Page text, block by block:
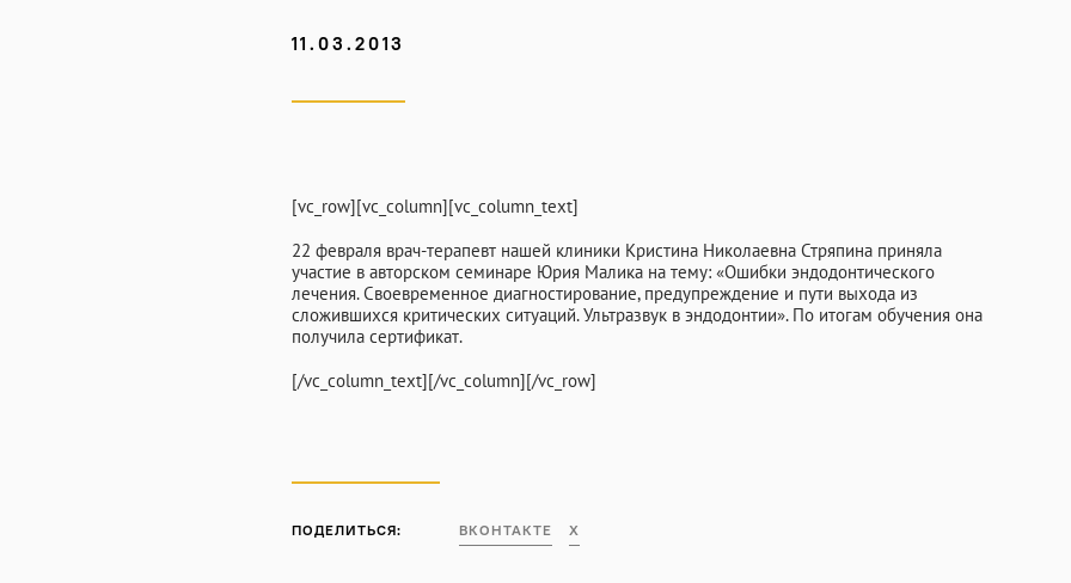
11.03.2013
[vc_row][vc_column][vc_column_text]
22 февраля врач-терапевт нашей клиники Кристина Николаевна Стряпина приняла
участие в авторском семинаре Юрия Малика на тему: «Ошибки эндодонтического
лечения. Своевременное диагностирование, предупреждение и пути выхода из
сложившихся критических ситуаций. Ультразвук в эндодонтии». По итогам обучения она
получила сертификат.
[/vc_column_text][/vc_column][/vc_row]
ПОДЕЛИТЬСЯ: ВКОНТАКТЕ X